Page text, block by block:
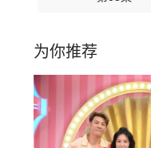
为你推荐